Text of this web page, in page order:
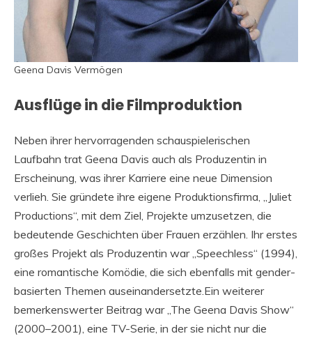
Geena Davis Vermögen
Ausflüge in die Filmproduktion
Neben ihrer hervorragenden schauspielerischen
Laufbahn trat Geena Davis auch als Produzentin in
Erscheinung, was ihrer Karriere eine neue Dimension
verlieh. Sie gründete ihre eigene Produktionsfirma, „Juliet
Productions“, mit dem Ziel, Projekte umzusetzen, die
bedeutende Geschichten über Frauen erzählen. Ihr erstes
großes Projekt als Produzentin war „Speechless“ (1994),
eine romantische Komödie, die sich ebenfalls mit gender-
basierten Themen auseinandersetzte.Ein weiterer
bemerkenswerter Beitrag war „The Geena Davis Show“
(2000–2001), eine TV-Serie, in der sie nicht nur die